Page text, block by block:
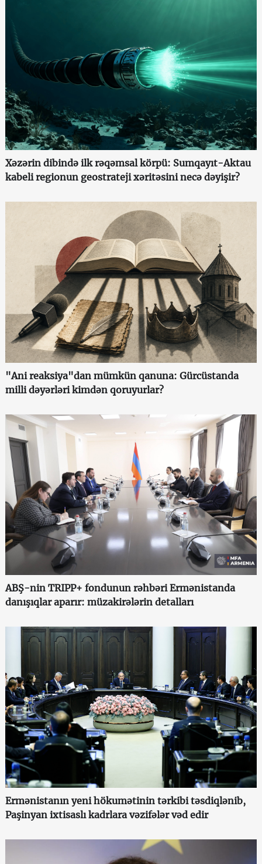
Xəzərin dibində ilk rəqəmsal körpü: Sumqayıt-Aktau
kabeli regionun geostrateji xəritəsini necə dəyişir?
"Ani reaksiya"dan mümkün qanuna: Gürcüstanda
milli dəyərləri kimdən qoruyurlar?
ABŞ-nin TRIPP+ fondunun rəhbəri Ermənistanda
danışıqlar aparır: müzakirələrin detalları
Ermənistanın yeni hökumətinin tərkibi təsdiqlənib,
Paşinyan ixtisaslı kadrlara vəzifələr vəd edir